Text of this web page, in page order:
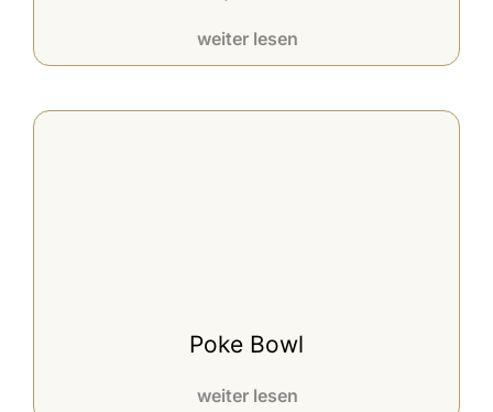
weiter lesen
Poke Bowl
weiter lesen